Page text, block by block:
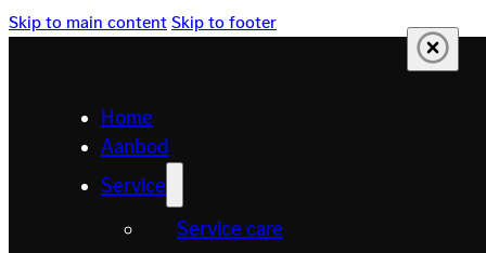
Skip to main contentSkip to footer
Home
Aanbod
Service
Service care